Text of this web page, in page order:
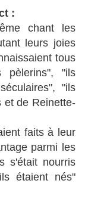
:
chant les
leurs joies
tous
pèlerins", "ils
"ils
et de Reinette-
faits à leur
parmi les
s'était nourris
étaient nés"